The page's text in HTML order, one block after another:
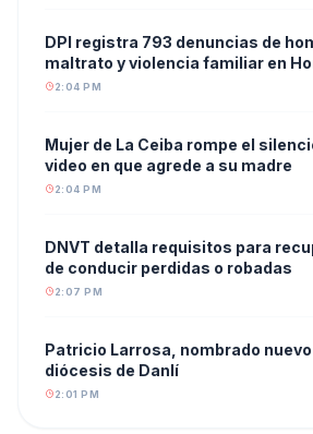
DPI registra 793 denuncias de
maltrato y violencia familiar en
2:04 PM
Mujer de La Ceiba rompe el
video en que agrede a su madre
2:04 PM
DNVT detalla requisitos para
de conducir perdidas o robadas
2:07 PM
Patricio Larrosa, nombrado
diócesis de Danlí
2:01 PM